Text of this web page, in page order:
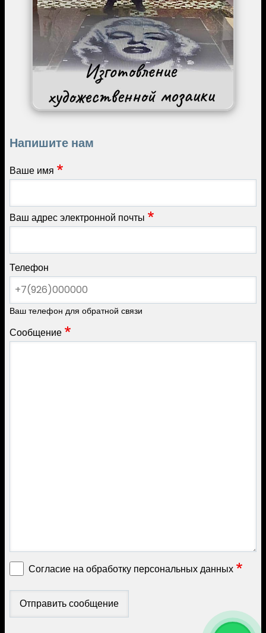
Напишите нам
Ваше имя
Ваш адрес электронной почты
Телефон
Ваш телефон для обратной связи
Сообщение
Согласие на обработку персональных данных